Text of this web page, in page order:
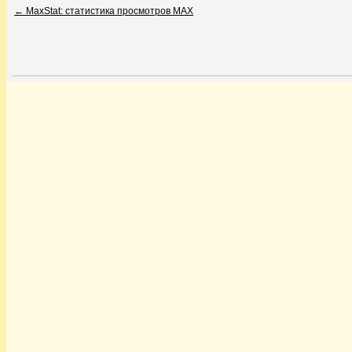
← MaxStat: статистика просмотров MAX